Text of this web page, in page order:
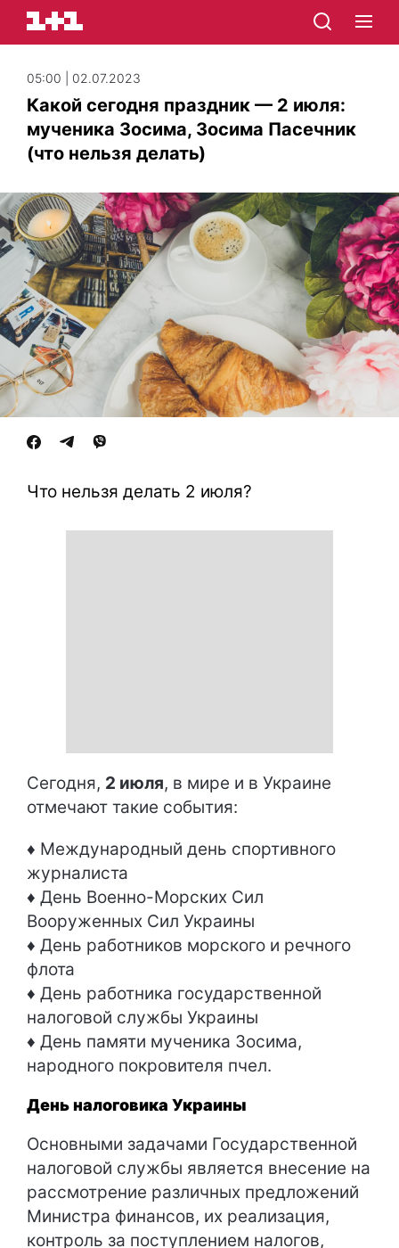
05:00 | 02.07.2023
Какой сегодня праздник — 2 июля:
мученика Зосима, Зосима Пасечник
(что нельзя делать)
Что нельзя делать 2 июля?
Сегодня, 2 июля, в мире и в Украине
отмечают такие события:
♦ Международный день спортивного
журналиста
♦ День Военно-Морских Сил
Вооруженных Сил Украины
♦ День работников морского и речного
флота
♦ День работника государственной
налоговой службы Украины
♦ День памяти мученика Зосима,
народного покровителя пчел.
День налоговика Украины
Основными задачами Государственной
налоговой службы является внесение на
рассмотрение различных предложений
Министра финансов, их реализация,
контроль за поступлением налогов,